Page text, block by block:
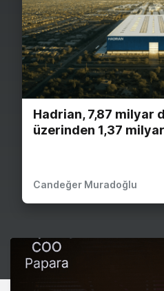
Hadrian, 7,87 milyar
üzerinden 1,37
Candeğer Muradoğlu